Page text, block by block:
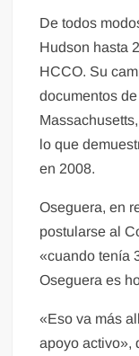
De todos
Hudson hasta
HCCO. Su
documentos
lo que
en 2008.
Oseguera, en
postularse al
«cuando tenía
Oseguera es
«Eso va más
apoyo activo»,